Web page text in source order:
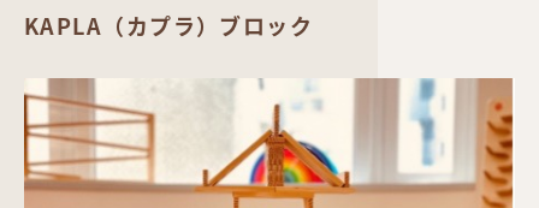
KAPLA（カプラ）ブロック